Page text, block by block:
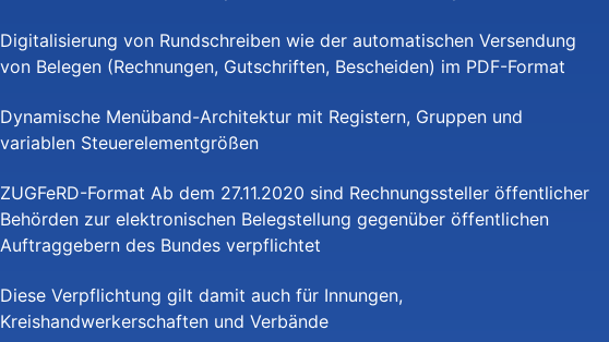
Auftraggebern des Bundes verpflichtet
Kreishandwerkerschaften und Verbände